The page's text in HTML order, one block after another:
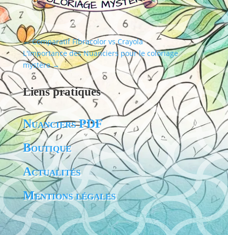
←Comparatif Fibracolor vs Crayola
L'Importance des Nuanciers pour le coloriage
mystère→
Liens pratiques
Nuanciers PDF
Boutique
Actualités
Mentions légales